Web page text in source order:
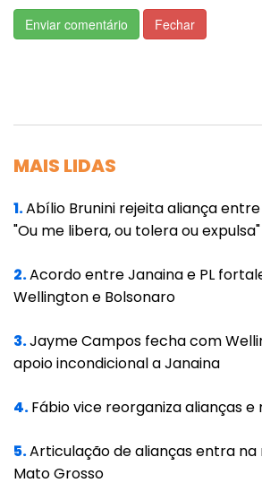
"Vamos investigar tudo.
possamos concluir os
Embora próximo ao governo,
"independentes" do
condução da pandemia pelo
a entrevista na noite desta
Saúde Luiz Henrique Mandetta
ouvido na CPI nesta terça-
televisão 24 horas por dia",
Não tem médico a torto e a
Enviar comentário Fechar
MAIS LIDAS
1.Abílio Brunini rejeita aliança entre
"Ou me libera, ou tolera ou expulsa"
2.Acordo entre Janaina e PL
Wellington e Bolsonaro
3.Jayme Campos fecha com
apoio incondicional a Janaina
4.Fábio vice reorganiza alianças
5.Articulação de alianças entra
Mato Grosso